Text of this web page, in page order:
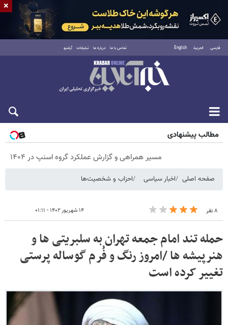
فارسی العربية English تماس با ما درباره ما تبلیغات آرشیو
پنجشنبه ۱۵ مرداد ۱۴۰۵
مطالب پیشنهادی
مسیر همراهی و گزارش عملکرد گروه اسنپ در ۱۴۰۴
صفحه اصلی اخبار سیاسی احزاب و شخصیت‌ها
۸ نفر ۱۴ شهریور ۱۴۰۲ - ۰۱:۱۱
حمله تند امام جمعه تهران به سلبریتی ها و
هنرپیشه ها /امروز رنگ و فُرم گوساله پرستی
تغییر کرده است
×